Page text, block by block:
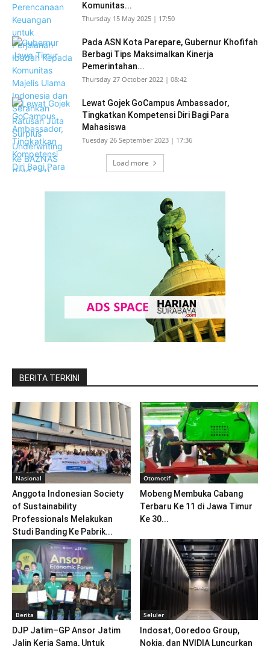
Komunitas...
Thursday 15 May 2025 | 17:50
Pada ASN Kota Parepare, Gubernur Khofifah
Berbagi Tips Maksimalkan Kinerja
Pemerintahan...
Thursday 27 October 2022 | 08:42
Lewat Gojek GoCampus Ambassador,
Tingkatkan Kompetensi Diri Bagi Para
Mahasiswa
Tuesday 26 September 2023 | 17:36
Load more
BERITA TERKINI
Nasional
Anggota Indonesian Society
of Sustainability
Professionals Melakukan
Studi Banding Ke Pabrik...
Otomotif
Mobeng Membuka Cabang
Terbaru Ke 11 di Jawa Timur
Ke 30...
Berita
DJP Jatim–GP Ansor Jatim
Jalin Kerja Sama, Untuk
Seluler
Indosat, Ooredoo Group,
Nokia, dan NVIDIA Luncurkan